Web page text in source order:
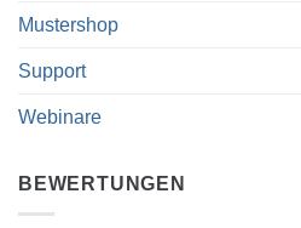
Mustershop
Support
Webinare
BEWERTUNGEN